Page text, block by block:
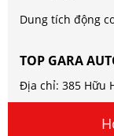
Dung tích động
TOP GARA
Địa chỉ: 385 Hữu